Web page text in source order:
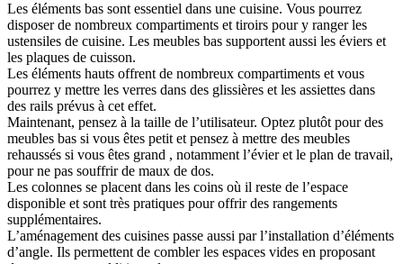
Les éléments bas sont essentiel dans une cuisine. Vous pourrez
disposer de nombreux compartiments et tiroirs pour y ranger les
ustensiles de cuisine. Les meubles bas supportent aussi les éviers et
les plaques de cuisson.
Les éléments hauts offrent de nombreux compartiments et vous
pourrez y mettre les verres dans des glissières et les assiettes dans
des rails prévus à cet effet.
Maintenant, pensez à la taille de l’utilisateur. Optez plutôt pour des
meubles bas si vous êtes petit et pensez à mettre des meubles
rehaussés si vous êtes grand , notamment l’évier et le plan de travail,
pour ne pas souffrir de maux de dos.
Les colonnes se placent dans les coins où il reste de l’espace
disponible et sont très pratiques pour offrir des rangements
supplémentaires.
L’aménagement des cuisines passe aussi par l’installation d’éléments
d’angle. Ils permettent de combler les espaces vides en proposant